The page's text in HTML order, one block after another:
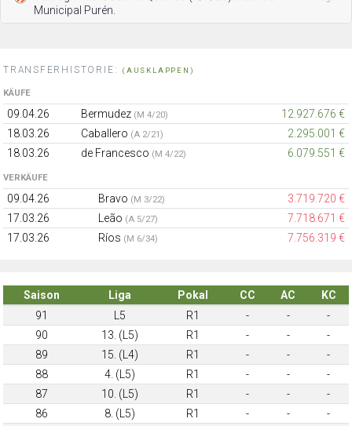
Municipal Purén.
TRANSFERHISTORIE: (AUSKLAPPEN)
KÄUFE
09.04.26 Bermudez (M 4/20)
12.927.676 €
18.03.26
Caballero (A 2/21)
2.295.001 €
18.03.26
de Francesco (M 4/22) 6.079.551 €
VERKÄUFE
09.04.26 Bravo (M 3/22)
3.719.720 €
17.03.26
Leão (A 5/27)
7.718.671 €
17.03.26
Ríos (M 6/34) 7.756.319 €
Saison Liga Pokal CC AC
KC
91
L5 R1 - -
-
90
13. (L5) R1 - -
-
89
15. (L4) R1 - -
-
88
4. (L5) R1 - -
-
87
10. (L5) R1 - -
-
86
8. (L5) R1 - - -